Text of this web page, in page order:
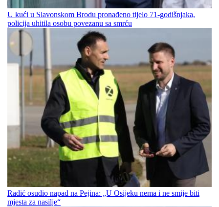
U kući u Slavonskom Brodu pronađeno tijelo 71-godišnjaka,
policija uhitila osobu povezanu sa smrću
Radić osudio napad na Pejina: „U Osijeku nema i ne smije biti
mjesta za nasilje“